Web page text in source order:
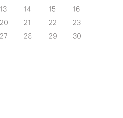
13 14 15
16
20 21 22
23
27 28 29
30